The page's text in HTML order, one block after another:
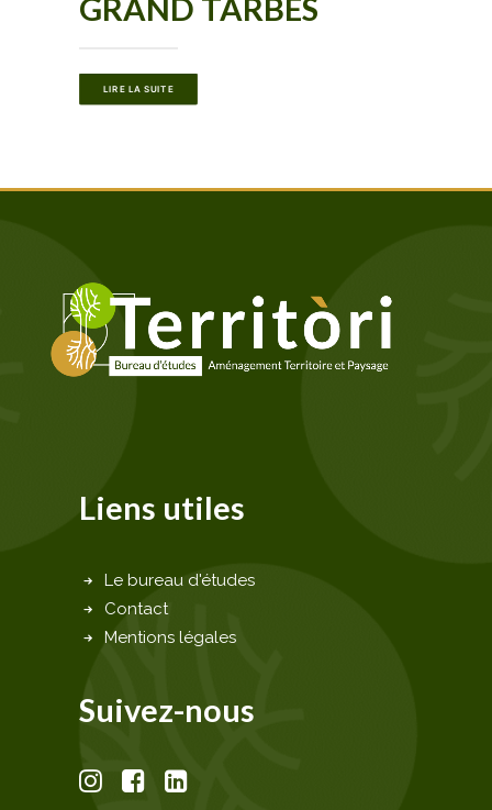
GRAND TARBES
LIRE LA SUITE
Liens utiles
Le bureau d'études
Contact
Mentions légales
Suivez-nous